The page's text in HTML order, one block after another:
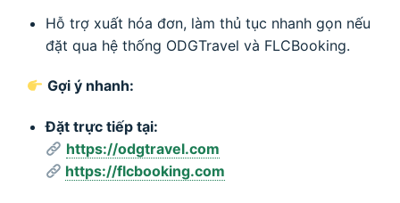
Hỗ trợ xuất hóa đơn, làm thủ tục nhanh gọn nếu
đặt qua hệ thống ODGTravel và FLCBooking.
Gợi ý nhanh:
Đặt trực tiếp tại:
https://odgtravel.com
https://flcbooking.com